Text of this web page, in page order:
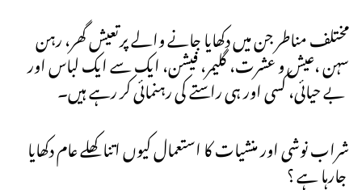
مختلف مناطر جن میں دکھایا جانے والے پرتعیش گھر، رہن
سہن ،عیش و عشرت، گلیمر، فیشن، ایک سے ایک لباس اور
شراب نوشی اور منشیات کا استعمال کیوں اتنا کھلے عام دکھایا